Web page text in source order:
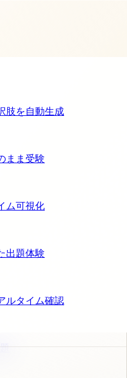
肢を自動生成
まま受験
ム可視化
出題体験
ルタイム確認